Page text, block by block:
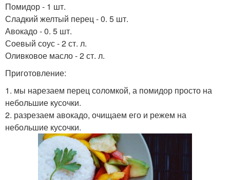
Помидор - 1 шт.
Сладкий желтый перец - 0. 5 шт.
Авокадо - 0. 5 шт.
Соевый соус - 2 ст. л.
Оливковое масло - 2 ст. л.
Приготовление:
1. мы нарезаем перец соломкой, а помидор просто на
небольшие кусочки.
2. разрезаем авокадо, очищаем его и режем на
небольшие кусочки.